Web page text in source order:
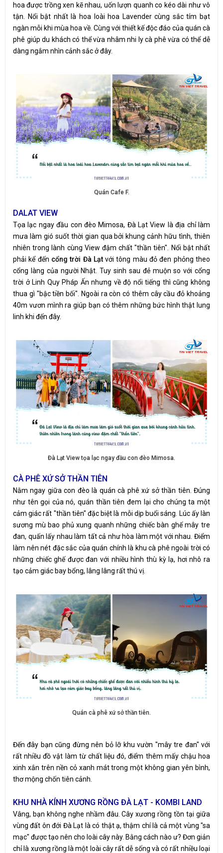
hoa được trồng xen kẽ nhau, uốn lượn quanh co kéo dài như vô
tận. Nổi bật nhất là hoa loài hoa Lavender cùng sắc tím bạt
ngàn mỗi khi mùa hoa về. Cùng với thiết kế độc đáo của quán cà
phê giúp du khách có thể vừa nhâm nhi ly cà phê vừa có thể dễ
dàng ngắm nhìn cảnh sắc ở đây.
Quán Cafe F.
DALAT VIEW
Tọa lạc ngay đầu con đèo Mimosa, Đà Lạt View là địa chỉ làm
mưa làm gió suốt thời gian qua bởi khung cảnh hữu tình, thiên
nhiên trong lành cùng View đậm chất "thần tiên". Nổi bật nhất
phải kể đến cổng trời Đà Lạtvới tông màu đỏ đen phỏng theo
cổng làng của người Nhật. Tuy sinh sau đẻ muộn so với cổng
trời ở Linh Quy Pháp Ấn nhưng về độ nổi tiếng thì cũng không
thua gì "bậc tiền bối". Ngoài ra còn có thêm cây cầu đỏ khoảng
40m vươn mình ra giúp bạn có thêm những bức hình thật lung
linh khi đến đây.
Đà Lạt View tọa lạc ngay đầu con đèo Mimosa.
CÀ PHÊ XỨ SỞ THẦN TIÊN
Nằm ngay giữa con đèo là quán cà phê xứ sở thần tiên. Đúng
như tên gọi của nó, quán thần tiên đem lại cho chúng ta một
cảm giác rất "thần tiên" đặc biệt là mỗi dịp buổi sáng. Lúc ấy làn
sương mù bao phủ xung quanh những chiếc bàn ghế mây tre
đan, quấn lấy nhau làm tất cả như hòa làm một với nhau. Điểm
làm nên nét đặc sắc của quán chính là khu cà phê ngoài trời có
những chiếc ghế được đan với nhiều hình thù kỳ lạ, hơi nhô ra
tạo cảm giác bay bổng, lâng lâng rất thú vị.
Quán cà phê xứ sở thần tiên.
Đến đây bạn cũng đừng nên bỏ lỡ khu vườn "mây tre đan" với
rất nhiều đồ vật làm từ chất liệu đó, điểm thêm mấy chậu hoa
xinh xắn trên nền cỏ xanh mát trong một không gian yên bình,
thơ mộng chốn tiên cảnh.
KHU NHÀ KÍNH XƯƠNG RỒNG ĐÀ LẠT - KOMBI LAND
Vâng, bạn không nghe nhầm đâu. Cây xương rồng tồn tại giữa
vùng đất ôn đới Đà Lạt là có thật ạ, thậm chí là cả một vùng "sa
mạc" được tạo nên cho loài cây này. Bằng cách nào ư? Đơn giản
chỉ là xương rồng là một loài cây rất dễ sống và có rất nhiều loại